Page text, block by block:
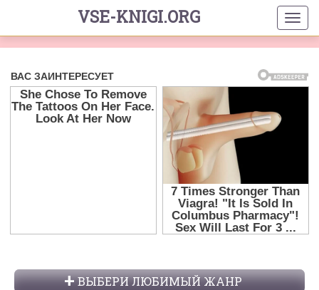
VSE-KNIGI.ORG
ВЫБЕРИ ЛЮБИМЫЙ ЖАНР